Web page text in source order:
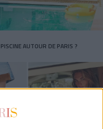
AUTOUR DE PARIS ?